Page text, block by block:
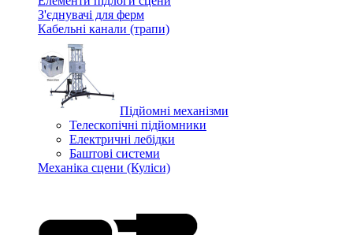
З'єднувачі для ферм
Кабельні канали (трапи)
Підйомні механізми
Телескопічні підйомники
Електричні лебідки
Баштові системи
Механіка сцени (Куліси)